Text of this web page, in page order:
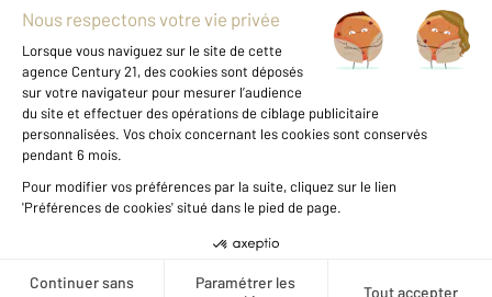
À propos
International
Nous contacter
Données personnelles
Gestionnaire des cookies